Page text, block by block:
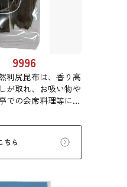
9996
利尻昆布は、香り高
が取れ、お吸い物や
での会席料理等にも
ちら